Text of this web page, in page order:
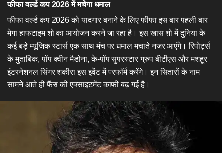
फीफा वर्ल्ड कप 2026 में मचेगा धमाल
फीफा वर्ल्ड कप 2026 को यादगार बनाने के लिए फीफा इस बार पहली बार
मेगा हाफटाइम शो का आयोजन करने जा रहा है। इस खास शो में दुनिया के
कई बड़े म्यूजिक स्टार्स एक साथ मंच पर धमाल मचाते नजर आएंगे। रिपोर्ट्स
के मुताबिक, पॉप क्वीन मैडोना, के-पॉप सुपरस्टार ग्रुप बीटीएस और मशहूर
इंटरनेशनल सिंगर शकीरा इस इवेंट में परफॉर्म करेंगे। इन सितारों के नाम
सामने आते ही फैंस की एक्साइटमेंट काफी बढ़ गई है।